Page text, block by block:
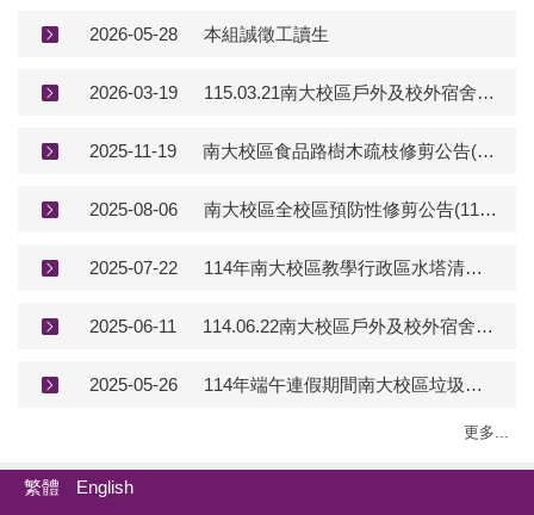
2026-05-28 本組誠徵工讀生
2026-03-19 115.03.21南大校區戶外及校外宿舍病媒蚊消毒防疫
2025-11-19 南大校區食品路樹木疏枝修剪公告(114/12/09-114/12/11)
2025-08-06 南大校區全校區預防性修剪公告(114/08/07-114/08/12)
2025-07-22 114年南大校區教學行政區水塔清洗公告(114.08.04-114.08.07)
2025-06-11 114.06.22南大校區戶外及校外宿舍病媒蚊消毒防疫
2025-05-26 114年端午連假期間南大校區垃圾清運時程(114/05/30-114/06/01)
更多...
繁體 English